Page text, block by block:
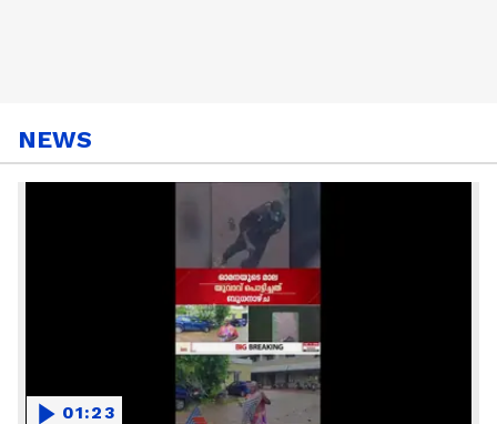
NEWS
01:23